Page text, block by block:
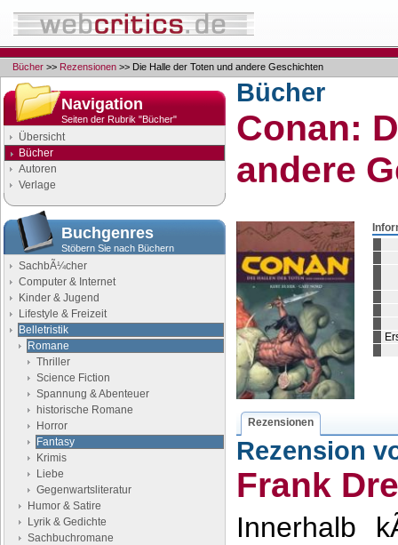
Bücher >> Rezensionen >> Die Halle der Toten und andere Geschichten
Navigation
Seiten der Rubrik "Bücher"
Übersicht
Bücher
Autoren
Verlage
Buchgenres
Stöbern Sie nach Büchern
SachbÃ¼cher
Computer & Internet
Kinder & Jugend
Lifestyle & Freizeit
Belletristik
Romane
Thriller
Science Fiction
Spannung & Abenteuer
historische Romane
Horror
Fantasy
Krimis
Liebe
Gegenwartsliteratur
Humor & Satire
Lyrik & Gedichte
Sachbuchromane
Bücher
Conan:
andere
Rezensionen
Rezension
Frank
Innerhalb